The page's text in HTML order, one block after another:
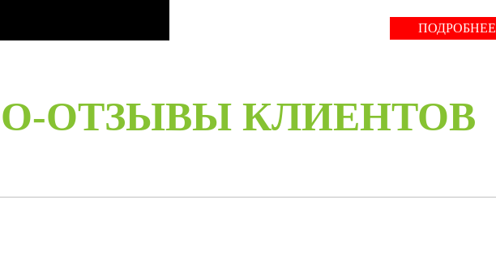
ПОДРОБНЕЕ
ОТЗЫВЫ КЛИЕНТОВ